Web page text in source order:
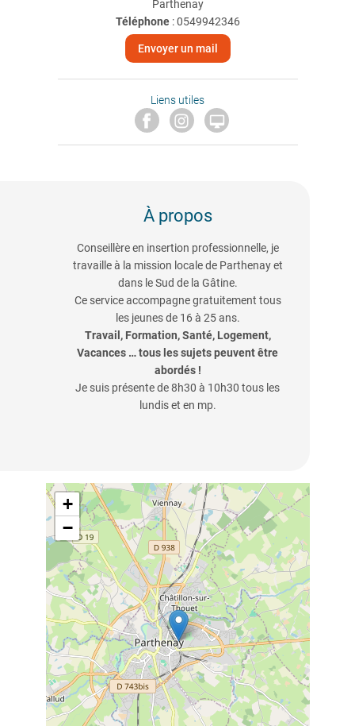
Parthenay
Téléphone:0549942346
Envoyer un mail
Liens utiles

À propos
Conseillère en insertion professionnelle, je
travaille à la mission locale de Parthenay et
dans le Sud de la Gâtine.
Ce service accompagne gratuitement tous
les jeunes de 16 à 25 ans.
Travail, Formation, Santé, Logement,
Vacances … tous les sujets peuvent être
abordés !
Je suis présente de 8h30 à 10h30 tous les
lundis et en mp.
+
−